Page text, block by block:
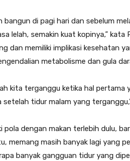
bangun di pagi hari dan sebelum
lelah, semakin kuat kopinya,”
dan memiliki implikasi kesehatan
metabolisme dan gula
kita terganggu ketika hal pertama
tidur malam yang
pola dengan makan terlebih dulu,
memang masih banyak lagi yang
banyak gangguan tidur yang